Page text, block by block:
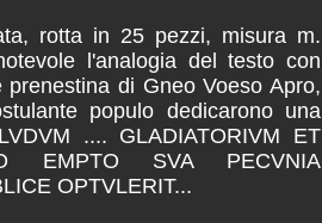
rotta in 25 pezzi, misura m.
l'analogia del testo con
prenestina di Gneo Voeso Apro,
populo dedicarono una
.... GLADIATORIVM ET
EMPTO SVA PECVNIA
OPTVLERIT...